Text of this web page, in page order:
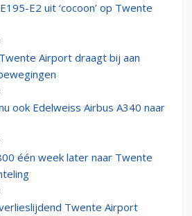
E2 uit ‘cocoon’ op Twente
Airport draagt bij aan
ook Edelweiss Airbus A340 naar
één week later naar Twente
Twente Airport